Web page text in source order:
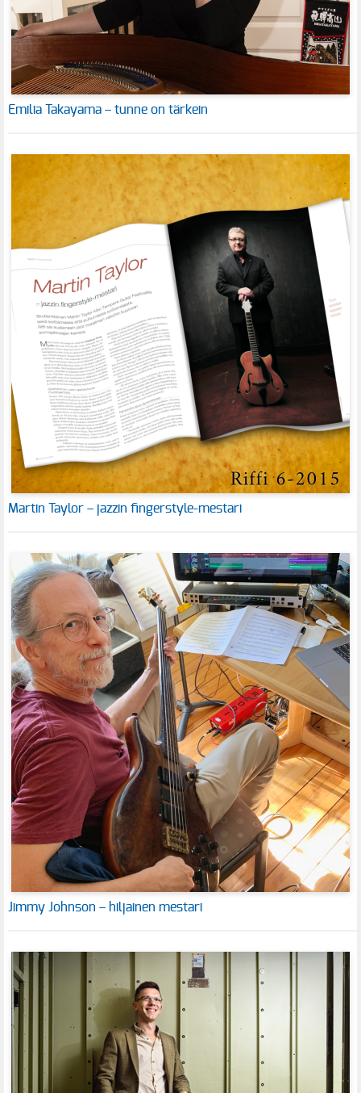
Emilia Takayama – tunne on tärkein
Martin Taylor – jazzin fingerstyle-mestari
Jimmy Johnson – hiljainen mestari